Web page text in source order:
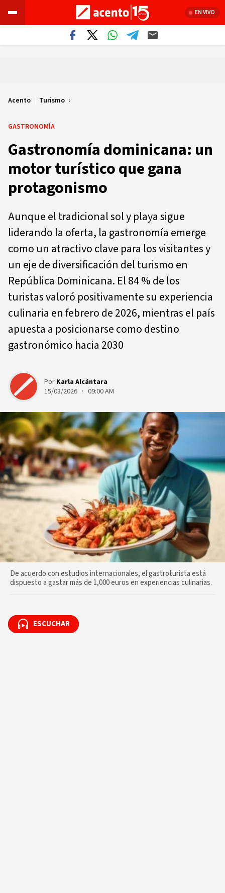
EN VIVO
Acento | Turismo
GASTRONOMÍA
Gastronomía dominicana: un
motor turístico que gana
protagonismo
Aunque el tradicional sol y playa sigue
liderando la oferta, la gastronomía emerge
como un atractivo clave para los visitantes y
un eje de diversificación del turismo en
República Dominicana. El 84 % de los
turistas valoró positivamente su experiencia
culinaria en febrero de 2026, mientras el país
apuesta a posicionarse como destino
gastronómico hacia 2030
Por Karla Alcántara
15/03/2026 · 09:00 AM
De acuerdo con estudios internacionales, el gastroturista está
dispuesto a gastar más de 1,000 euros en experiencias culinarias.
ESCUCHAR
ESCUCHAR